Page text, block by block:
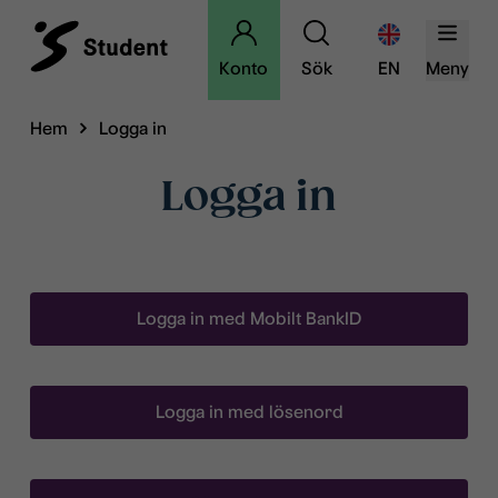
Konto Sök EN Meny
Hem Logga in
Logga in
Logga in med Mobilt BankID
Logga in med lösenord